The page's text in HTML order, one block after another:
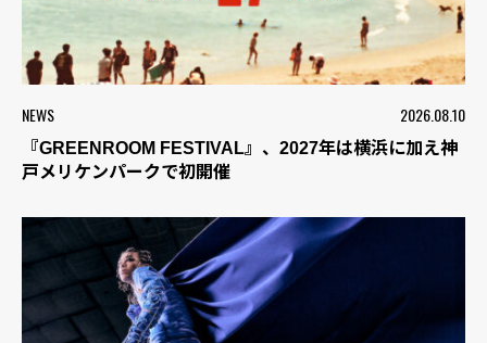
NEWS 2026.08.10
『GREENROOM FESTIVAL』、2027年は横浜に加え神
戸メリケンパークで初開催